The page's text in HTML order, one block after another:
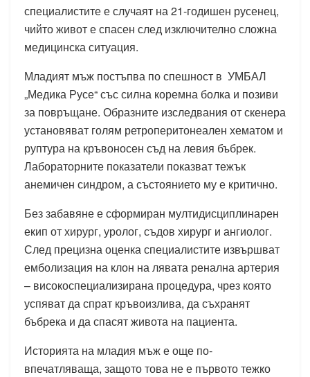
специалистите е случаят на 21-годишен русенец,
чийто живот е спасен след изключително сложна
медицинска ситуация.
Младият мъж постъпва по спешност в УМБАЛ
„Медика Русе“ със силна коремна болка и позиви
за повръщане. Образните изследвания от скенера
установяват голям ретроперитонеален хематом и
руптура на кръвоносен съд на левия бъбрек.
Лабораторните показатели показват тежък
анемичен синдром, а състоянието му е критично.
Без забавяне е сформиран мултидисциплинарен
екип от хирург, уролог, съдов хирург и ангиолог.
След прецизна оценка специалистите извършват
емболизация на клон на лявата ренална артерия
– високоспециализирана процедура, чрез която
успяват да спрат кръвоизлива, да съхранят
бъбрека и да спасят живота на пациента.
Историята на младия мъж е още по-
впечатляваща, защото това не е първото тежко